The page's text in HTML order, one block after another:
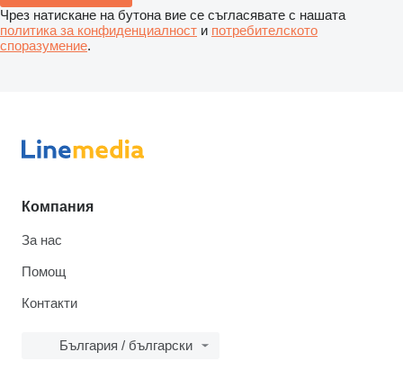
Чрез натискане на бутона вие се съгласявате с нашата
политика за конфиденциалност и потребителското
споразумение.
Компания
За нас
Помощ
Контакти
България / български